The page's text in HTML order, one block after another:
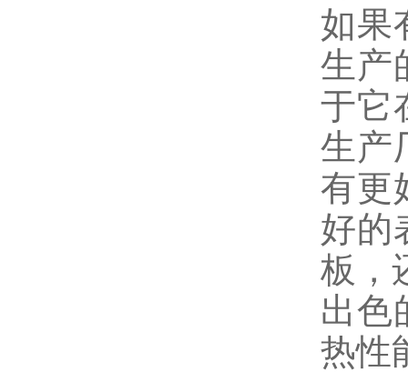
如果
生产
于它
生产
有更
好的
板，
出色
热性